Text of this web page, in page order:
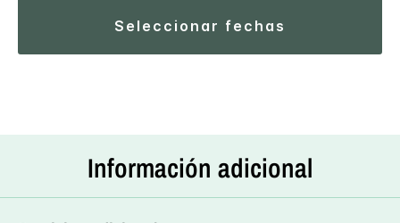
seleccionar fechas
Información adicional